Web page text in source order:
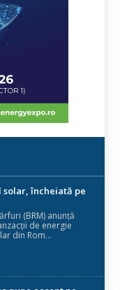
încheiată pe
(BRM) anunță
de energie
din Rom...